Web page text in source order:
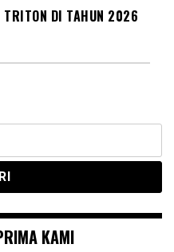
DI TAHUN 2026
KAMI